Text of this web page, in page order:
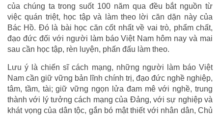
của chúng ta trong suốt 100 năm qua đều bắt nguồn từ
việc quán triệt, học tập và làm theo lời căn dặn này của
Bác Hồ. Đó là bài học căn cốt nhất về vai trò, phẩm chất,
đạo đức đối với người làm báo Việt Nam hôm nay và mai
sau cần học tập, rèn luyện, phấn đấu làm theo.
Lưu ý là chiến sĩ cách mạng, những người làm báo Việt
Nam cần giữ vững bản lĩnh chính trị, đạo đức nghề nghiệp,
tâm, tầm, tài; giữ vững ngọn lửa đam mê với nghề, trung
thành với lý tưởng cách mạng của Đảng, với sự nghiệp và
khát vọng của dân tộc, gắn bó mật thiết với nhân dân, Chủ